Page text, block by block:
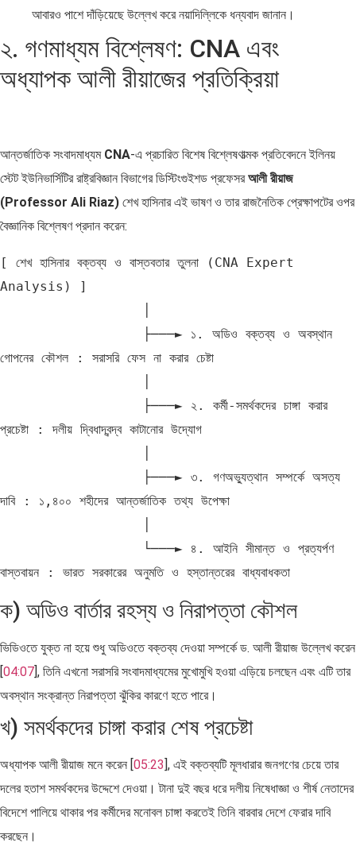
আবারও পাশে দাঁড়িয়েছে উল্লেখ করে নয়াদিল্লিকে ধন্যবাদ জানান।
২. গণমাধ্যম বিশ্লেষণ: CNA এবং
অধ্যাপক আলী রীয়াজের প্রতিক্রিয়া
আন্তর্জাতিক সংবাদমাধ্যম CNA-এ প্রচারিত বিশেষ বিশ্লেষণাত্মক প্রতিবেদনে ইলিনয়
স্টেট ইউনিভার্সিটির রাষ্ট্রবিজ্ঞান বিভাগের ডিস্টিংগুইশড প্রফেসরআলী রীয়াজ
(Professor Ali Riaz) শেখ হাসিনার এই ভাষণ ও তার রাজনৈতিক প্রেক্ষাপটের ওপর
বৈজ্ঞানিক বিশ্লেষণ প্রদান করেন:
[ শেখ হাসিনার বক্তব্য ও বাস্তবতার তুলনা (CNA Expert
Analysis) ]
গোপনের কৌশল : সরাসরি ফেস না করার চেষ্টা
প্রচেষ্টা : দলীয় দ্বিধাদ্বন্দ্ব কাটানোর উদ্যোগ
দাবি : ১,৪০০ শহীদের আন্তর্জাতিক তথ্য উপেক্ষা
ক) অডিও বার্তার রহস্য ও নিরাপত্তা কৌশল
ভিডিওতে যুক্ত না হয়ে শুধু অডিওতে বক্তব্য দেওয়া সম্পর্কে ড. আলী রীয়াজ উল্লেখ করেন
04:07 ], তিনি এখনো সরাসরি সংবাদমাধ্যমের মুখোমুখি হওয়া এড়িয়ে চলছেন এবং এটি তার
অবস্থান সংক্রান্ত নিরাপত্তা ঝুঁকির কারণে হতে পারে।
খ) সমর্থকদের চাঙ্গা করার শেষ প্রচেষ্টা
অধ্যাপক আলী রীয়াজ মনে করেন [ 05:23 ], এই বক্তব্যটি মূলধারার জনগণের চেয়ে তার
দলের হতাশ সমর্থকদের উদ্দেশে দেওয়া। টানা দুই বছর ধরে দলীয় নিষেধাজ্ঞা ও শীর্ষ নেতাদের
বিদেশে পালিয়ে থাকার পর কর্মীদের মনোবল চাঙ্গা করতেই তিনি বারবার দেশে ফেরার দাবি
করছেন।